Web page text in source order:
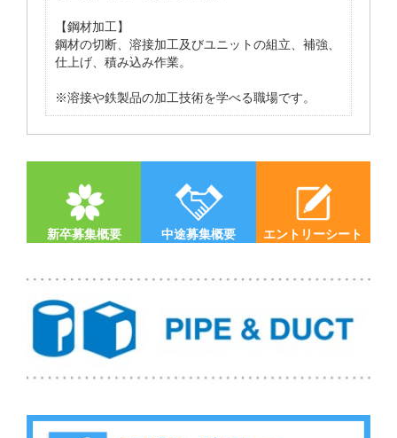
【鋼材加工】
鋼材の切断、溶接加工及びユニットの組立、補強、
仕上げ、積み込み作業。
※溶接や鉄製品の加工技術を学べる職場です。
新卒募集概要 中途募集概要 エントリーシート